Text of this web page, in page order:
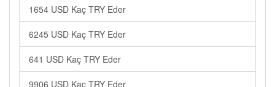
1654 USD Kaç TRY Eder
6245 USD Kaç TRY Eder
641 USD Kaç TRY Eder
9906 USD Kaç TRY Eder